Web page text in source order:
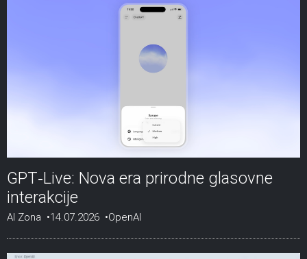
GPT‑Live: Nova era prirodne glasovne
interakcije
AI Zona 14.07.2026 OpenAI